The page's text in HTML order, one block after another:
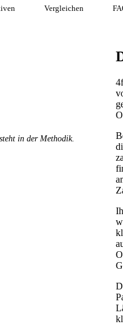
Vergleichen
in der Methodik.